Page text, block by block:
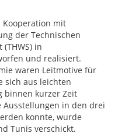
Kooperation mit
der Technischen
in
und realisiert.
waren Leitmotive für
sich aus leichten
binnen kurzer Zeit
Ausstellungen in den drei
konnte, wurde
Tunis verschickt.